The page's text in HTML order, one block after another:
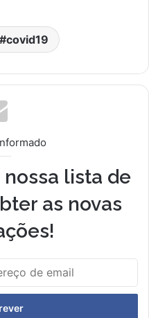
lista de
as novas